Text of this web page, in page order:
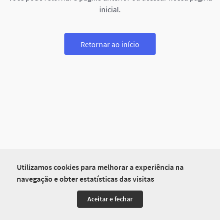
Utilizamos cookies para melhorar a experiência na
navegação e obter estatísticas das visitas
Aceitar e fechar
inicial.
Retornar ao início